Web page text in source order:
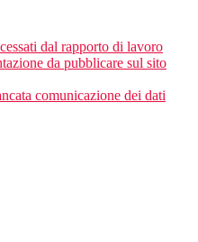
dal rapporto di lavoro
da pubblicare sul sito
comunicazione dei dati